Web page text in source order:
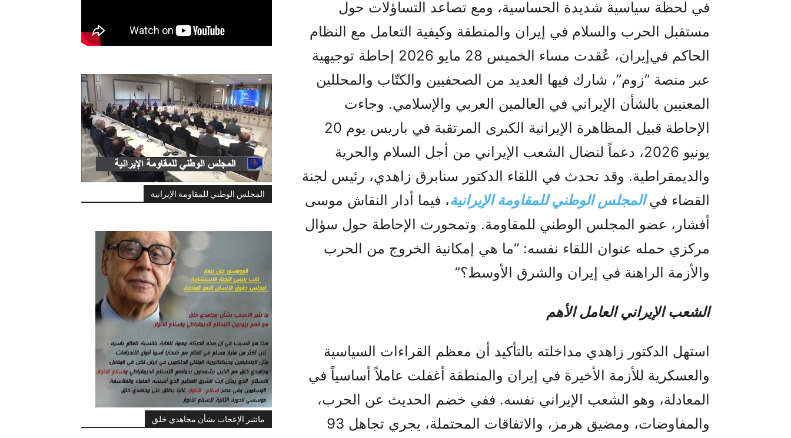
المجلس الوطني للمقاومة الإيرانية
ماتثير الإعجاب بشأن مجاهدي خلق
في لحظة سياسية شديدة الحساسية، ومع تصاعد التساؤلات حول
مستقبل الحرب والسلام في إيران والمنطقة وکیفیة التعامل مع النظام
الحاکم في‌إیران، عُقدت مساء الخميس 28 مايو 2026 إحاطة توجيهية
عبر منصة “زوم”، شارك فيها العدید من الصحفيين والكتّاب والمحللين
المعنيين بالشأن الإيراني في العالمين العربي والإسلامي. وجاءت
الإحاطة قبيل المظاهرة الإيرانية الكبرى المرتقبة في باريس يوم 20
يونيو 2026، دعماً لنضال الشعب الإيراني من أجل السلام والحرية
والديمقراطية. وقد تحدث في اللقاء الدكتور سنابرق زاهدي، رئيس لجنة
القضاء فيالمجلس الوطني للمقاومة الإيرانية، فيما أدار النقاش موسى
أفشار، عضو المجلس الوطني للمقاومة. وتمحورت الإحاطة حول سؤال
مركزي حمله عنوان اللقاء نفسه: “ما هي إمكانية الخروج من الحرب
والأزمة الراهنة في إيران والشرق الأوسط؟”
الشعب الإیراني العامل الأهم
استهل الدكتور زاهدي مداخلته بالتأكيد أن معظم القراءات السياسية
والعسكرية للأزمة الأخيرة في إيران والمنطقة أغفلت عاملاً أساسياً في
المعادلة، وهو الشعب الإيراني نفسه. ففي خضم الحديث عن الحرب،
والمفاوضات، ومضيق هرمز، والاتفاقات المحتملة، يجري تجاهل 93